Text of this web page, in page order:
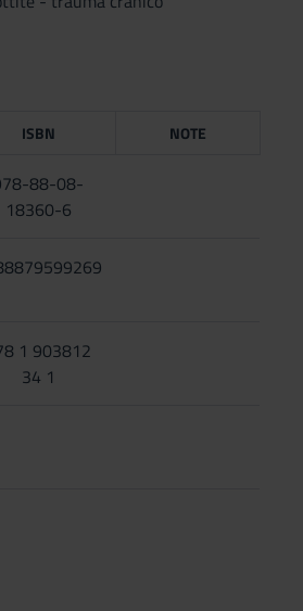
ISBN NOTE
88-08-
18360-6
1 903812
34 1